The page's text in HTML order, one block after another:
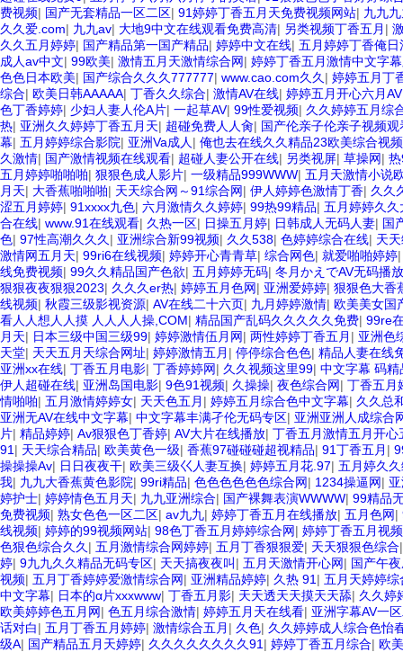
费视频| 国产无套精品一区二区| 91婷婷丁香五月天免费视频网站| 九九
久久爱.com| 九九av| 大地9中文在线观看免费高清| 另类视频丁香五月 |
久久五月婷婷| 国产精品第一国产精品| 婷婷中文在线| 五月婷婷丁香俺日
成人av中文| 99欧美| 激情五月天激情综合网| 婷婷丁香五月激情中文字
色色日本欧美| 国产综合久久久777777| www.cao.com久久 | 婷婷五月丁
综合| 欧美日韩AAAAA| 丁香久久综合| 激情AV在线| 婷婷五月开心六月AV
色丁香婷婷| 少妇人妻人伦A片| 一起草AV| 99性爱视频| 久久婷婷五月综
热| 亚洲久久婷婷丁香五月天| 超碰免费人人肏| 国产伦亲子伦亲子视频观
幕| 五月婷婷综合影院| 亚洲Va成人 | 俺也去在线久久精品23欧美综合视
久激情| 国产激情视频在线观看| 超碰人妻公开在线| 另类视屏| 草操网|
五月婷婷啪啪啪| 狠狠色成人影片| 一级精品999WWW| 五月天激情小说
月天| 大香蕉啪啪啪| 天天综合网～91综合网| 伊人婷婷色激情丁香| 久久
涩五月婷婷| 91xxxx九色| 六月激情久久婷婷| 99热99精品| 五月婷婷久久
合在线| www.91在线观看| 久热一区| 日操五月婷| 日韩成人无码人妻| 国
色| 97性高潮久久久 | 亚洲综合新99视频| 久久538| 色婷婷综合在线| 天
激情网五月天| 99ri6在线视频| 婷婷开心青青草| 综合网色| 就爱啪啪婷婷
线免费视频| 99久久精品国产色欲| 五月婷婷无码| 冬月かえでAV无码播放
狠狠夜夜狠狠2023| 久久久er热| 婷婷五月色网| 亚洲爱婷婷| 狠狠色大香
线视频| 秋霞三级影视资源| AV在线二十六页| 九月婷婷激情| 欧美美女国
看人人想人人摸 人人人人操,COM| 精品国产乱码久久久久久免费| 99re
月天| 日本三级中国三级99| 婷婷激情伍月网| 两性婷婷丁香五月 | 亚洲色
天堂| 天天五月天综合网址| 婷婷激情五月 | 停停综合色色| 精品人妻在线
亚洲xx在线| 丁香五月电影| 丁香婷婷网| 久久视频这里99| 中文字幕 码精
伊人超碰在线| 亚洲岛国电影| 9色91视频| 久操操| 夜色综合网| 丁香五月
情啪啪| 五月激情婷婷女| 天天色五月 | 婷婷五月综合色中文字幕| 久久总
亚洲无AV在线中文字幕| 中文字幕丰满孑伦无码专区| 亚洲亚洲人成综合
片| 精品婷婷| Av狠狠色丁香婷| AV大片在线播放| 丁香五月激情五月开心
91 | 天天综合精品| 欧美黄色一级| 香蕉97碰碰碰超视精品| 91丁香五月 |
操操操Av| 日日夜夜干| 欧美三级巜人妻互换| 婷婷五月花.97| 五月婷久
我| 九九大香蕉黄色影院| 99ri精品| 色色色色色色综合网| 1234操逼网|
婷护士| 婷婷情色五月天| 九九亚洲综合| 国产裸舞表演WWWW| 99精品
免费视频| 熟女色色一区二区| av九九| 婷婷丁香五月在线播放| 五月色网|
线视频| 婷婷的99视频网站| 98色丁香五月婷婷综合网| 婷婷丁香五月视频
色狠色综合久久 | 五月激情综合网婷婷| 五月丁香狠狠爱| 天天狠狠色综合
婷| 9九九久久精品无码专区| 天天搞夜夜叫 | 五月天激情开心网| 国产午
视频| 五月丁香婷婷爱激情综合网| 亚洲精品婷婷| 久热 91 | 五月天婷婷综
中文字幕| 日本的α片xxxwww| 丁香五月影| 天天透天天摸天天舔| 久久婷
欧美婷婷色五月网| 色五月综合激情| 婷婷五月天在线看| 亚洲字幕AV一
话对白| 五月丁香五月婷婷| 激情综合五月 | 久色| 久久婷婷成人综合色怡
级A| 国产精品五月天婷婷| 久久久久久久久久91 | 婷婷丁香五月综合| 欧